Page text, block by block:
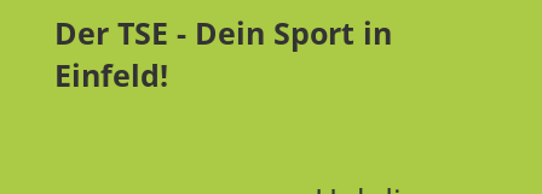
Der TSE - Dein Sport in
Einfeld!